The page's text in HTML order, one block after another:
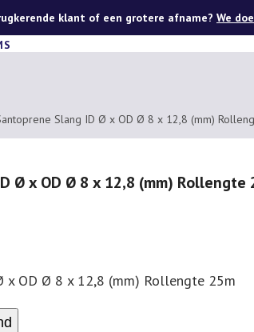
klant of een grotere afname? We
Slang ID Ø x OD Ø 8 x 12,8 (mm)
Ø x OD Ø 8 x 12,8 (mm) Rollengte
x OD Ø 8 x 12,8 (mm) Rollengte 25m